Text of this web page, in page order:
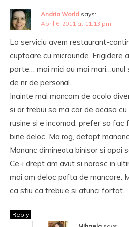
Andria World says:
April 6, 2011 at 11:13 pm
La serviciu avem restaurant-
cuptoare cu microunde. Frigidere
parte… mai mici au mai mari…unul
de nr de personal.
Inainte mai mancam de acolo
si ar trebui sa ma car de acasa cu
rusine si e incomod, prefer sa fac
bine deloc. Ma rog, defapt
Mananc dimineata binisor si apoi
Ce-i drept am avut si norosc in
mai am deloc pofta de mancare.
ca stiu ca trebuie si atunci fortat.
Reply